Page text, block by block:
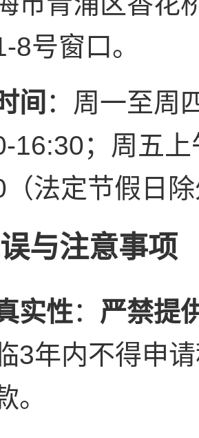
8号窗口。
间 ：周一至周
16:30；周五
（法定节假日
与注意事项
实性： 严禁提
3年内不得申
。